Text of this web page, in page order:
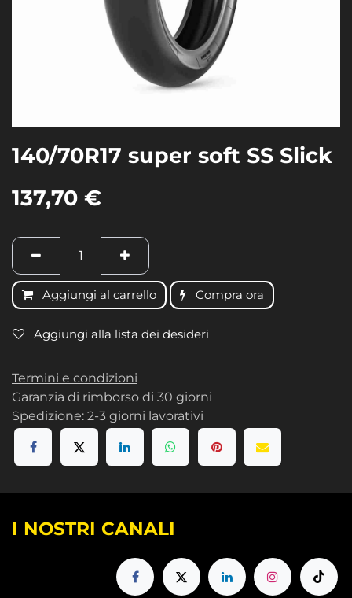
140/70R17 super soft SS Slick
137,70 €
Aggiungi al carrello Compra ora
Aggiungi alla lista dei desideri
Termini e condizioni
Garanzia di rimborso di 30 giorni
Spedizione: 2-3 giorni lavorativi
I NOSTRI CANALI